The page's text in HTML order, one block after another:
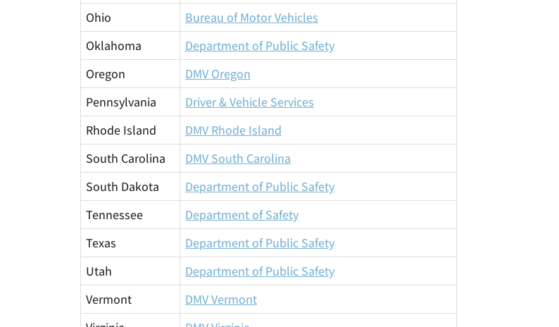
Ohio
Bureau of Motor Vehicles
Oklahoma
Department of Public Safety
Oregon
DMV Oregon
Pennsylvania
Driver & Vehicle Services
Rhode Island
DMV Rhode Island
South Carolina
DMV South Carolina
South Dakota
Department of Public Safety
Tennessee
Department of Safety
Texas
Department of Public Safety
Utah
Department of Public Safety
Vermont
DMV Vermont